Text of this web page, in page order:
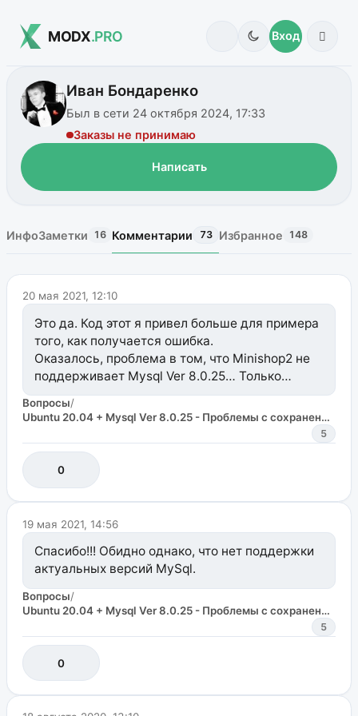
MODX.PRO Вход
Иван Бондаренко
Был в сети 24 октября 2024, 17:33
Заказы не принимаю
Написать
ИнфоЗаметки 16 Комментарии 73 Избранное 148
20 мая 2021, 12:10
Это да. Код этот я привел больше для примера
того, как получается ошибка.
Оказалось, проблема в том, что Minishop2 не
поддерживает Mysql Ver 8.0.25… Только
старые версии.
Вопросы/
Ubuntu 20.04 + Mysql Ver 8.0.25 - Проблемы с сохранением картинок Minishop
5
0
19 мая 2021, 14:56
Спасибо!!! Обидно однако, что нет поддержки
актуальных версий MySql.
Вопросы/
Ubuntu 20.04 + Mysql Ver 8.0.25 - Проблемы с сохранением картинок Minishop
5
0